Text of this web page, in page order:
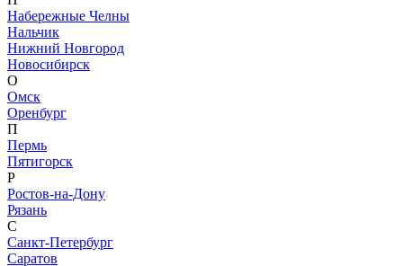
Набережные Челны
Нальчик
Нижний Новгород
Новосибирск
О
Омск
Оренбург
П
Пермь
Пятигорск
Р
Ростов-на-Дону
Рязань
С
Санкт-Петербург
Саратов